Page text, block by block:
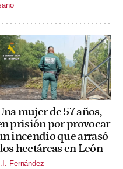
mujer de 57 años,
prisión por provocar
incendio que arrasó
hectáreas en León
Fernández